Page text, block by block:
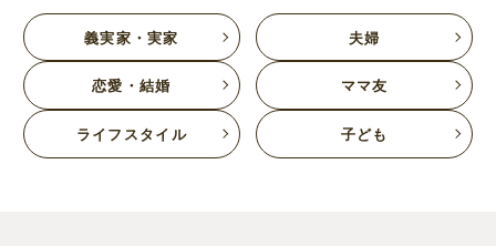
義実家・実家 夫婦
恋愛・結婚 ママ友
ライフスタイル 子ども